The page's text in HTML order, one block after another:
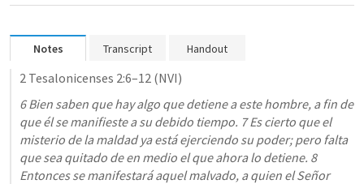
Notes Transcript Handout
2 Tesalonicenses 2:6–12 (NVI)
6 Bien saben que hay algo que detiene a este hombre, a fin de
que él se manifieste a su debido tiempo. 7 Es cierto que el
misterio de la maldad ya está ejerciendo su poder; pero falta
que sea quitado de en medio el que ahora lo detiene. 8
Entonces se manifestará aquel malvado, a quien el Señor